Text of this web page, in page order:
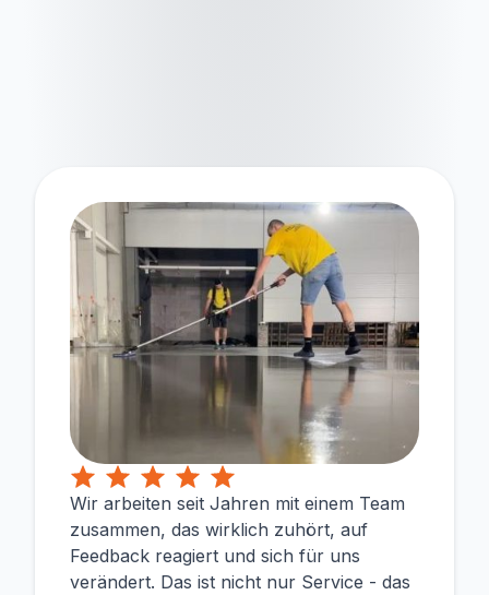
Wir arbeiten seit Jahren mit einem Team
zusammen, das wirklich zuhört, auf
Feedback reagiert und sich für uns
verändert. Das ist nicht nur Service - das